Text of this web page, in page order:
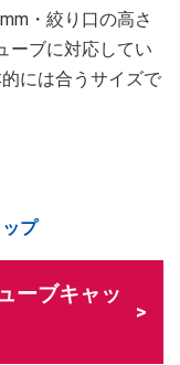
・絞り口の高さ
ーブに対応してい
には合うサイズで
プ
ーブキャッ